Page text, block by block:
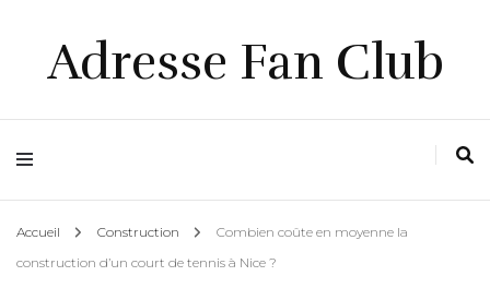
Adresse Fan Club
Accueil Construction
Combien coûte en moyenne la
construction d’un court de tennis à Nice ?